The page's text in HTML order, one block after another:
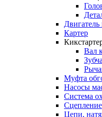
Двигатель
Картер
Вал
Муфта
Насосы
Система
Сцепление
Цепи,